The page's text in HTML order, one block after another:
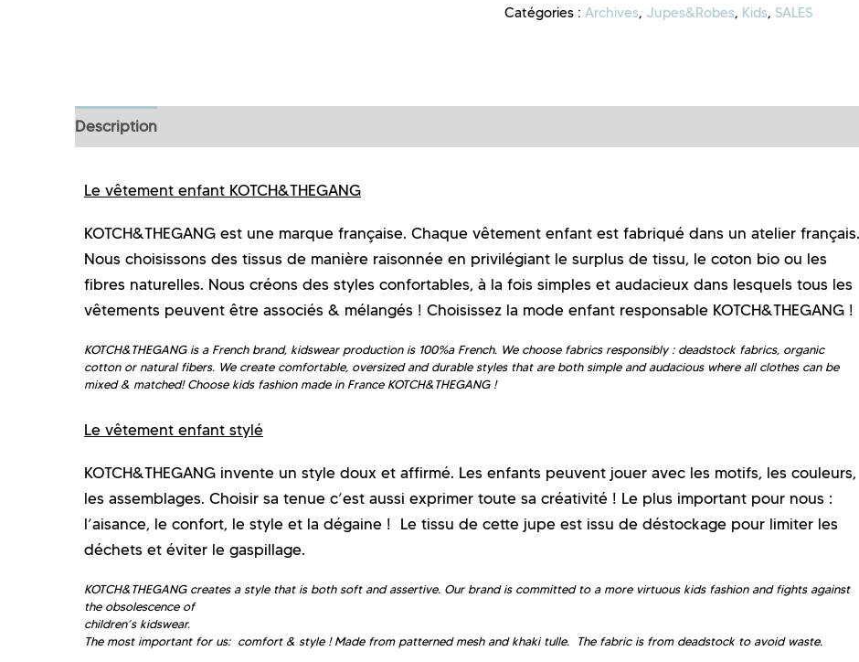
Catégories : Archives,Jupes&Robes, Kids, SALES
Description
Le vêtement enfant KOTCH&THEGANG
KOTCH&THEGANG est une marque française. Chaque vêtement enfant est fabriqué dans un atelier français.
Nous choisissons des tissus de manière raisonnée en privilégiant le surplus de tissu, le coton bio ou les
fibres naturelles. Nous créons des styles confortables, à la fois simples et audacieux dans lesquels tous les
vêtements peuvent être associés & mélangés ! Choisissez la mode enfant responsable KOTCH&THEGANG !
KOTCH&THEGANG is a French brand, kidswear production is 100%a French. We choose fabrics responsibly : deadstock fabrics, organic
cotton or natural fibers. We create comfortable, oversized and durable styles that are both simple and audacious where all clothes can be
mixed & matched!Choose kids fashion made in France KOTCH&THEGANG !
Le vêtement enfant stylé
KOTCH&THEGANG invente un style doux et affirmé. Les enfants peuvent jouer avec les motifs, les couleurs,
les assemblages. Choisir sa tenue c’est aussi exprimer toute sa créativité ! Le plus important pour nous :
l’aisance, le confort, le style et la dégaine ! Le tissu de cette jupe est issu de déstockage pour limiter les
déchets et éviter le gaspillage.
KOTCH&THEGANG creates a style that is both soft and assertive. Our brand is committed to a more virtuous kids fashion and fights against
the obsolescence of
children’s kidswear.
The most important for us: comfort & style ! Made from patterned mesh and khaki tulle. The fabric is from deadstock to avoid waste.